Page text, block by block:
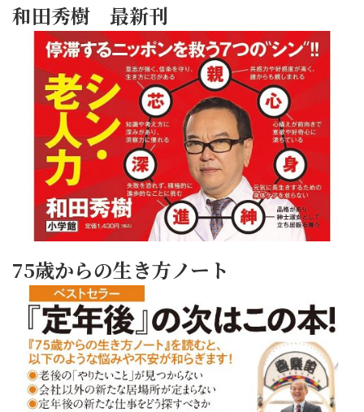
和田秀樹 最新刊
75歳からの生き方ノート